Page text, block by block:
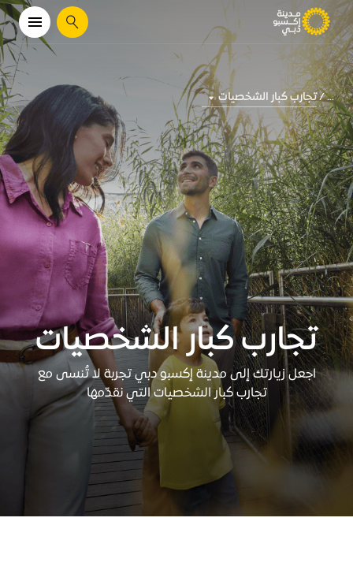
يبحث
... تجارب كبار الشخصيات
تجارب كبار الشخصيات
اجعل زيارتك إلى مدينة إكسبو دبي تجربة لا تُنسى مع
تجارب كبار الشخصيات التي نقدّمها